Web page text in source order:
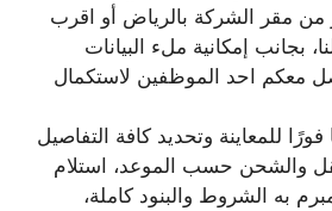
من مقر الشركة بالرياض أو اقرب
بجانب إمكانية ملء البيانات
معكم احد الموظفين لاستكمال
فورًا للمعاينة وتحديد كافة التفاصيل
والشحن حسب الموعد، استلام
به الشروط والبنود كاملة،